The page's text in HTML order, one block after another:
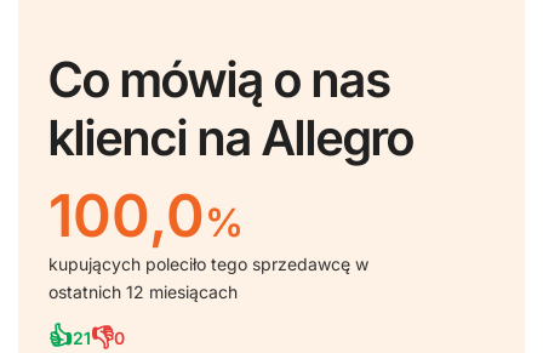
Co mówią o nas
klienci na Allegro
100,0%
kupujących poleciło tego sprzedawcę w
ostatnich 12 miesiącach
👍21👎0